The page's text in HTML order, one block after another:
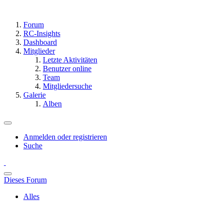
Forum
RC-Insights
Dashboard
Mitglieder
Letzte Aktivitäten
Benutzer online
Team
Mitgliedersuche
Galerie
Alben
Anmelden oder registrieren
Suche
Dieses Forum
Alles